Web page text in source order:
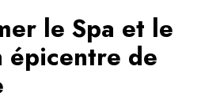
le Spa et le
épicentre de